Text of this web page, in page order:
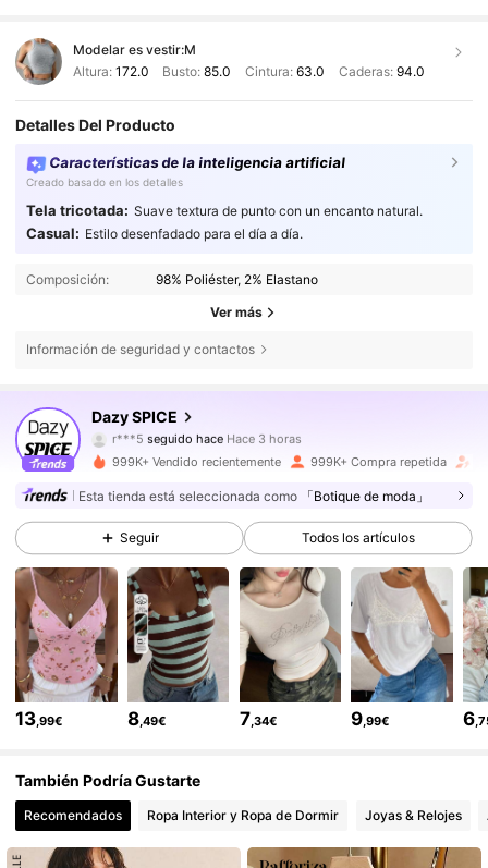
Modelar es vestir:M
Altura: 172.0 Busto:85.0 Cintura: 63.0 Caderas: 94.0
Detalles Del Producto
Características de la inteligencia artificial
Creado basado en los detalles
Tela tricotada: Suave textura de punto con un encanto natural.
Casual: Estilo desenfadado para el día a día.
Composición: 98% Poliéster, 2% Elastano
Ver más
Información de seguridad y contactos
Dazy SPICE
m***t está navegando
4,84
2M Seguidores
4,84 2M Seguidores
4,84 2M Seguidores
4,84 2M Seguidores
4,84 2M Seguidores
999K+ Vendido recientemente 999K+ Compra repetida
Esta tienda está seleccionada como 「Botique de moda」
Seguir Todos los artículos
13 ,99€ 8 ,49€ 7 ,34€ 9 ,99€ 6
También Podría Gustarte
Recomendados Ropa Interior y Ropa de Dormir Joyas & Relojes